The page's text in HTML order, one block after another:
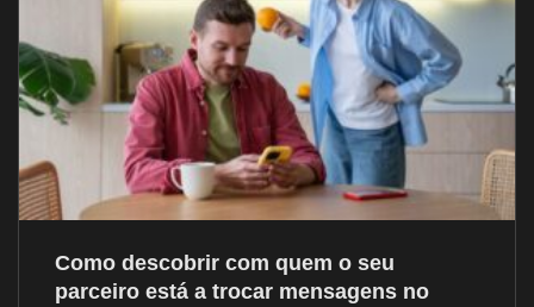
Como descobrir com quem o seu
parceiro está a trocar mensagens no